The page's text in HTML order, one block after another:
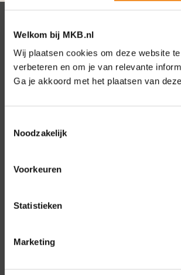
Welkom bij MKB.nl
Wij plaatsen cookies om deze website
verbeteren en om je van relevante
Ga je akkoord met het plaatsen van
Noodzakelijk
Voorkeuren
Statistieken
Marketing
Nieuwsbrief
Elke week hét nieuws dat
Schrijf je nu in voor de MKB-
nieuwsbrief.
Direct naar
Bezuidenhoutseweg 12